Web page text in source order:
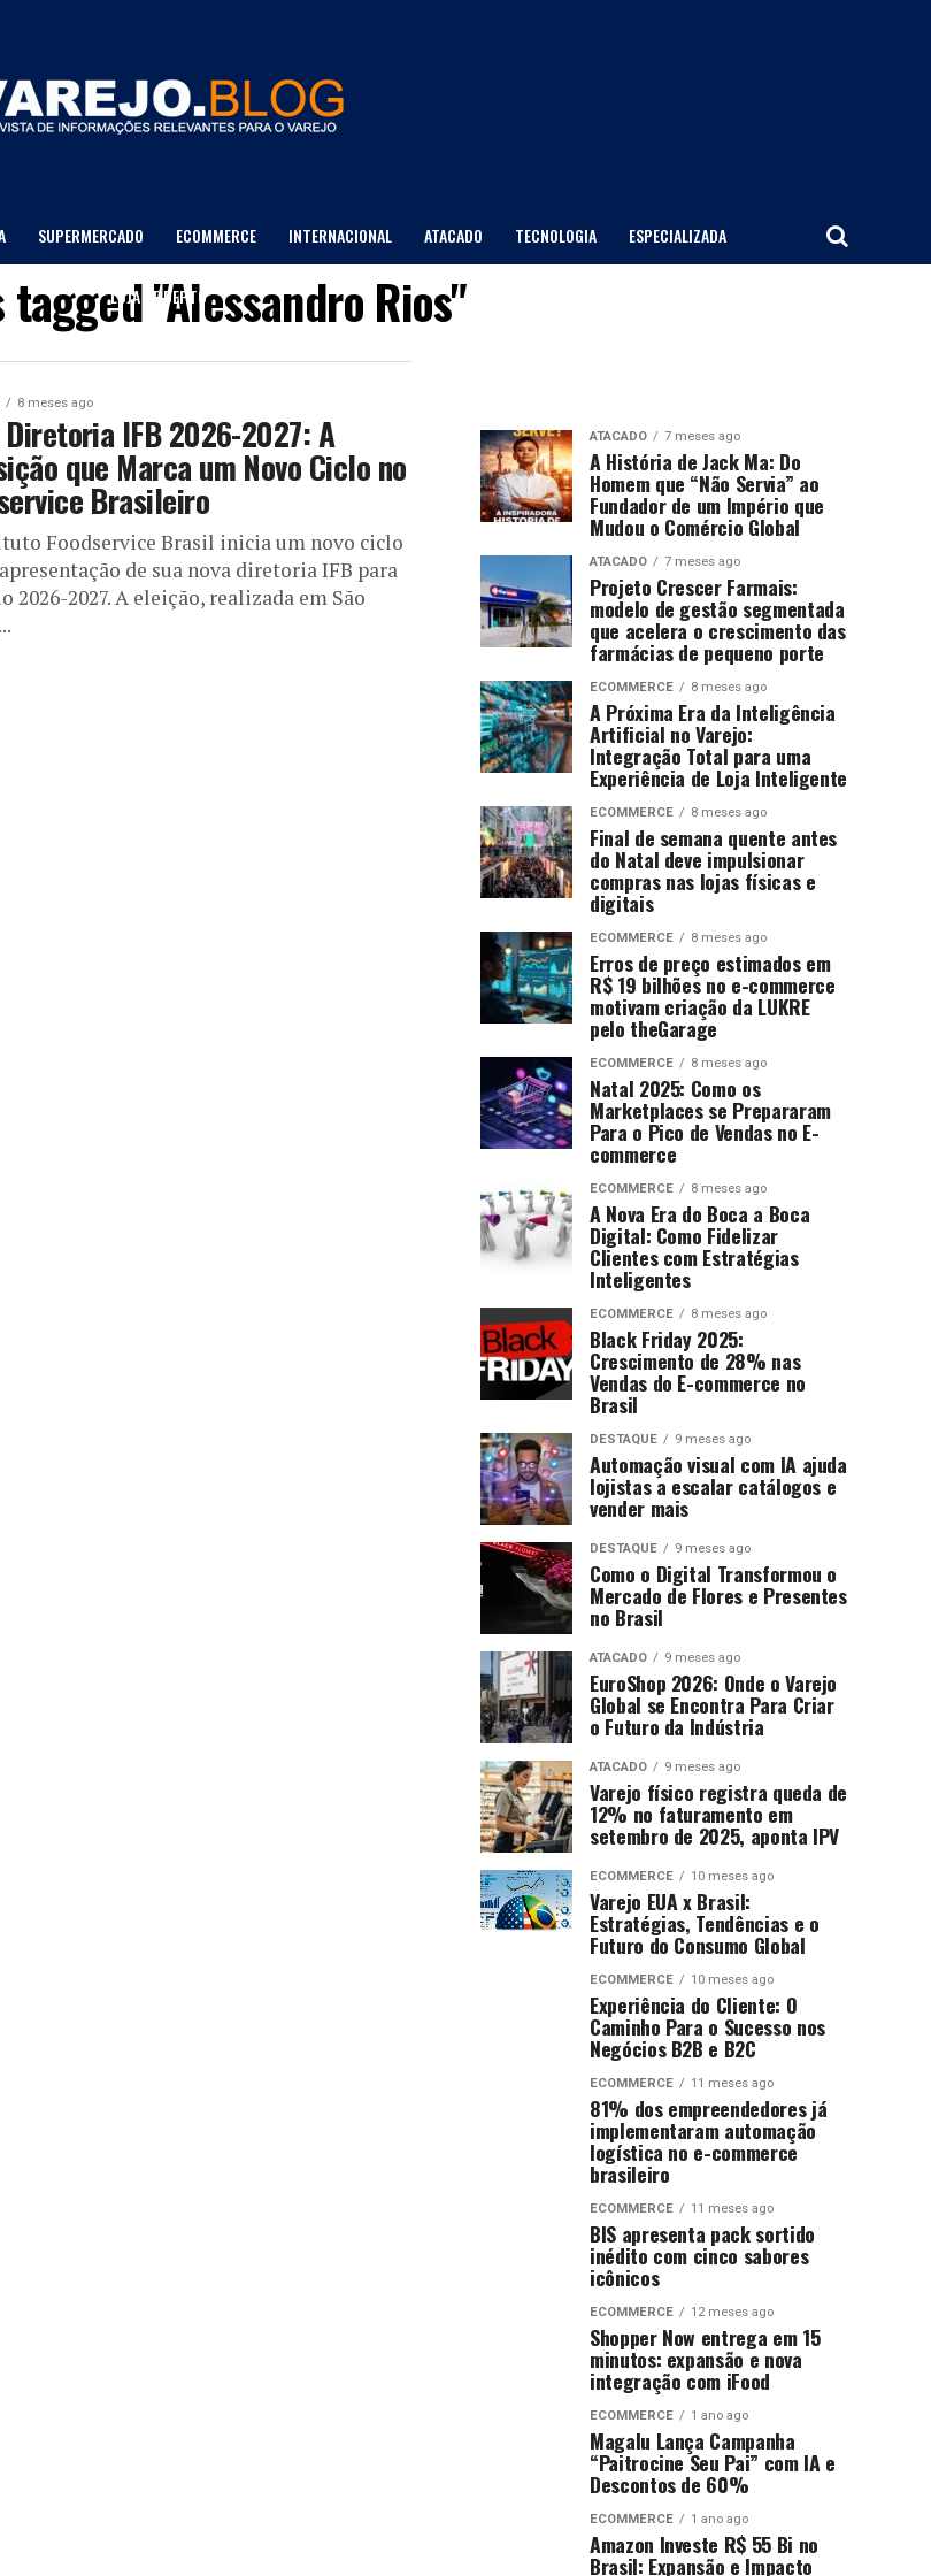
SUPERMERCADO ECOMMERCE INTERNACIONAL ATACADO TECNOLOGIA ESPECIALIZADA
LOJA DE DEPTO
"Alessandro Rios"
8 meses ago
Diretoria IFB 2026-2027: A
que Marca um Novo Ciclo no
Brasileiro
Foodservice Brasil inicia um novo ciclo
de sua nova diretoria IFB para
2026-2027. A eleição, realizada em São
ATACADO 7 meses ago
A História de Jack Ma: Do
Homem que “Não Servia” ao
Fundador de um Império que
Mudou o Comércio Global
ATACADO 7 meses ago
Projeto Crescer Farmais:
modelo de gestão segmentada
que acelera o crescimento das
farmácias de pequeno porte
ECOMMERCE 8 meses ago
A Próxima Era da Inteligência
Artificial no Varejo:
Integração Total para uma
Experiência de Loja Inteligente
ECOMMERCE 8 meses ago
Final de semana quente antes
do Natal deve impulsionar
compras nas lojas físicas e
digitais
ECOMMERCE 8 meses ago
Erros de preço estimados em
R$ 19 bilhões no e-commerce
motivam criação da LUKRE
pelo theGarage
ECOMMERCE 8 meses ago
Natal 2025: Como os
Marketplaces se Prepararam
Para o Pico de Vendas no E-
commerce
ECOMMERCE 8 meses ago
A Nova Era do Boca a Boca
Digital: Como Fidelizar
Clientes com Estratégias
Inteligentes
ECOMMERCE 8 meses ago
Black Friday 2025:
Crescimento de 28% nas
Vendas do E-commerce no
Brasil
DESTAQUE 9 meses ago
Automação visual com IA ajuda
lojistas a escalar catálogos e
vender mais
DESTAQUE 9 meses ago
Como o Digital Transformou o
Mercado de Flores e Presentes
no Brasil
ATACADO 9 meses ago
EuroShop 2026: Onde o Varejo
Global se Encontra Para Criar
o Futuro da Indústria
ATACADO 9 meses ago
Varejo físico registra queda de
12% no faturamento em
setembro de 2025, aponta IPV
ECOMMERCE 10 meses ago
Varejo EUA x Brasil:
Estratégias, Tendências e o
Futuro do Consumo Global
ECOMMERCE 10 meses ago
Experiência do Cliente: O
Caminho Para o Sucesso nos
Negócios B2B e B2C
ECOMMERCE 11 meses ago
81% dos empreendedores já
implementaram automação
logística no e-commerce
brasileiro
ECOMMERCE 11 meses ago
BIS apresenta pack sortido
inédito com cinco sabores
icônicos
ECOMMERCE 12 meses ago
Shopper Now entrega em 15
minutos: expansão e nova
integração com iFood
ECOMMERCE 1 ano ago
Magalu Lança Campanha
“Paitrocine Seu Pai” com IA e
Descontos de 60%
ECOMMERCE 1 ano ago
Amazon Investe R$ 55 Bi no
Brasil: Expansão e Impacto